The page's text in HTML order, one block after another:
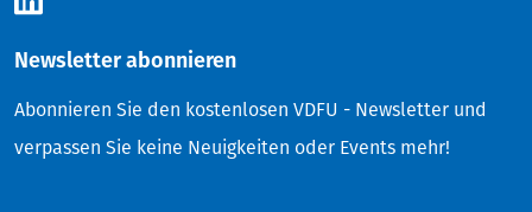
Newsletter abonnieren
Abonnieren Sie den kostenlosen VDFU - Newsletter und
verpassen Sie keine Neuigkeiten oder Events mehr!